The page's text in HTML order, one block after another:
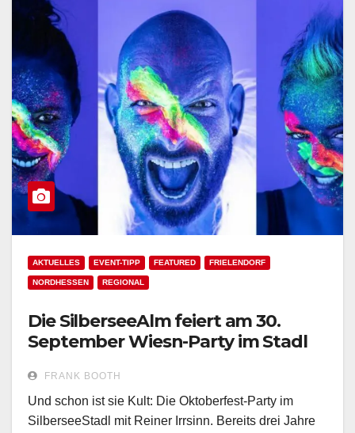
AKTUELLES EVENT-TIPP FEATURED FRIELENDORF
NORDHESSEN REGIONAL
Die SilberseeAlm feiert am 30.
September Wiesn-Party im Stadl
FRANK BOOTH
Und schon ist sie Kult: Die Oktoberfest-Party im
SilberseeStadl mit Reiner Irrsinn. Bereits drei Jahre